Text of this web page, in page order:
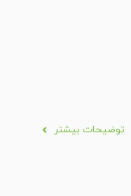
توضیحات بیشتر